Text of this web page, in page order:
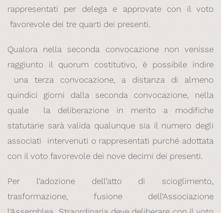
rappresentati per delega e approvate con il voto
favorevole dei tre quarti dei presenti.
Qualora nella seconda convocazione non venisse
raggiunto il quorum costitutivo, è possibile indire
una terza convocazione, a distanza di almeno
quindici giorni dalla seconda convocazione, nella
quale la deliberazione in merito a modifiche
statutarie sarà valida qualunque sia il numero degli
associati intervenuti o rappresentati purché adottata
con il voto favorevole dei nove decimi dei presenti.
Per l’adozione dell’atto di scioglimento,
trasformazione, fusione dell’Associazione